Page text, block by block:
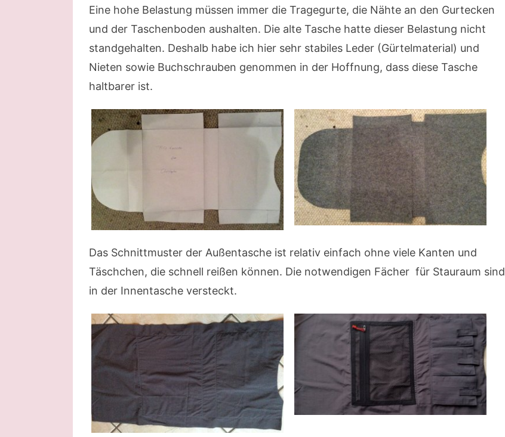
Eine hohe Belastung müssen immer die Tragegurte, die Nähte an den Gurtecken
und der Taschenboden aushalten. Die alte Tasche hatte dieser Belastung nicht
standgehalten. Deshalb habe ich hier sehr stabiles Leder (Gürtelmaterial) und
Nieten sowie Buchschrauben genommen in der Hoffnung, dass diese Tasche
haltbarer ist.
Das Schnittmuster der Außentasche ist relativ einfach ohne viele Kanten und
Täschchen, die schnell reißen können. Die notwendigen Fächer für Stauraum sind
in der Innentasche versteckt.